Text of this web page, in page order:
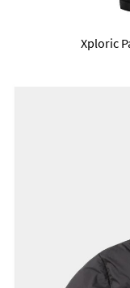
Xploric